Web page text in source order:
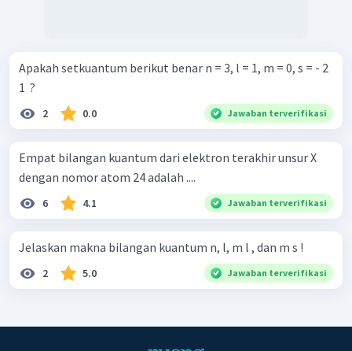
Apakah setkuantum berikut benar n = 3, l = 1, m = 0, s = - 2
1 ​ ?
2 0.0 Jawaban terverifikasi
Empat bilangan kuantum dari elektron terakhir unsur X
dengan nomor atom 24 adalah ....
6 4.1 Jawaban terverifikasi
Jelaskan makna bilangan kuantum n, l, m l , dan m s !
2 5.0 Jawaban terverifikasi